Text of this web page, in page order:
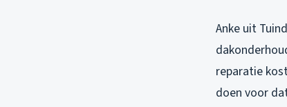
Anke uit
reparatie
doen voor